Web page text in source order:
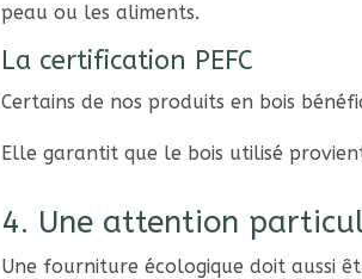
peau ou les aliments.
La certification PEFC
Certains de nos produits en bois
Elle garantit que le bois utilisé
4. Une attention
Une fourniture écologique doit aussi